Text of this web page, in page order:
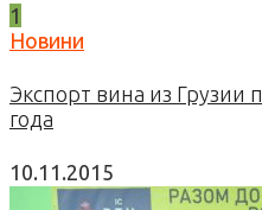
1
Новини
Экспорт вина из Грузии
года
10.11.2015